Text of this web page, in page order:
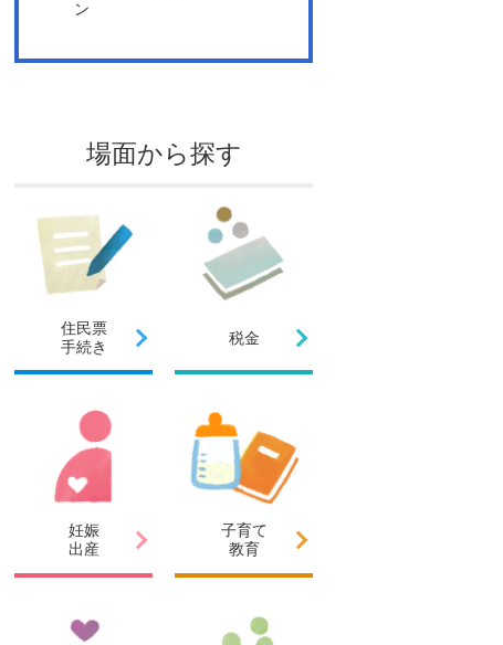
ン
場面から探す
住民票
手続き
税金
妊娠
出産
子育て
教育